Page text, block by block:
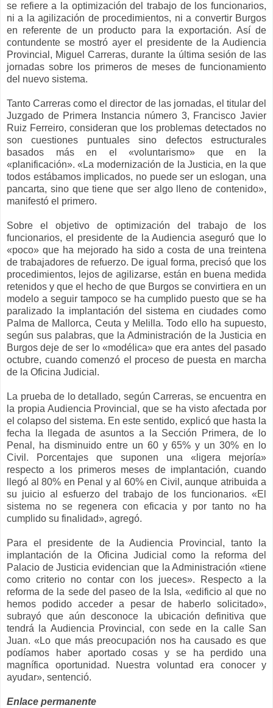
se refiere a la optimización del trabajo de los funcionarios,
ni a la agilización de procedimientos, ni a convertir Burgos
en referente de un producto para la exportación. Así de
contundente se mostró ayer el presidente de la Audiencia
Provincial, Miguel Carreras, durante la última sesión de las
jornadas sobre los primeros de meses de funcionamiento
del nuevo sistema.
Tanto Carreras como el director de las jornadas, el titular del
Juzgado de Primera Instancia número 3, Francisco Javier
Ruiz Ferreiro, consideran que los problemas detectados no
son cuestiones puntuales sino defectos estructurales
basados más en el «voluntarismo» que en la
«planificación». «La modernización de la Justicia, en la que
todos estábamos implicados, no puede ser un eslogan, una
pancarta, sino que tiene que ser algo lleno de contenido»,
manifestó el primero.
Sobre el objetivo de optimización del trabajo de los
funcionarios, el presidente de la Audiencia aseguró que lo
«poco» que ha mejorado ha sido a costa de una treintena
de trabajadores de refuerzo. De igual forma, precisó que los
procedimientos, lejos de agilizarse, están en buena medida
retenidos y que el hecho de que Burgos se convirtiera en un
modelo a seguir tampoco se ha cumplido puesto que se ha
paralizado la implantación del sistema en ciudades como
Palma de Mallorca, Ceuta y Melilla. Todo ello ha supuesto,
según sus palabras, que la Administración de la Justicia en
Burgos deje de ser lo «modélica» que era antes del pasado
octubre, cuando comenzó el proceso de puesta en marcha
de la Oficina Judicial.
La prueba de lo detallado, según Carreras, se encuentra en
la propia Audiencia Provincial, que se ha visto afectada por
el colapso del sistema. En este sentido, explicó que hasta la
fecha la llegada de asuntos a la Sección Primera, de lo
Penal, ha disminuido entre un 60 y 65% y un 30% en lo
Civil. Porcentajes que suponen una «ligera mejoría»
respecto a los primeros meses de implantación, cuando
llegó al 80% en Penal y al 60% en Civil, aunque atribuida a
su juicio al esfuerzo del trabajo de los funcionarios. «El
sistema no se regenera con eficacia y por tanto no ha
cumplido su finalidad», agregó.
Para el presidente de la Audiencia Provincial, tanto la
implantación de la Oficina Judicial como la reforma del
Palacio de Justicia evidencian que la Administración «tiene
como criterio no contar con los jueces». Respecto a la
reforma de la sede del paseo de la Isla, «edificio al que no
hemos podido acceder a pesar de haberlo solicitado»,
subrayó que aún desconoce la ubicación definitiva que
tendrá la Audiencia Provincial, con sede en la calle San
Juan. «Lo que más preocupación nos ha causado es que
podíamos haber aportado cosas y se ha perdido una
magnífica oportunidad. Nuestra voluntad era conocer y
ayudar», sentenció.
Enlace permanente